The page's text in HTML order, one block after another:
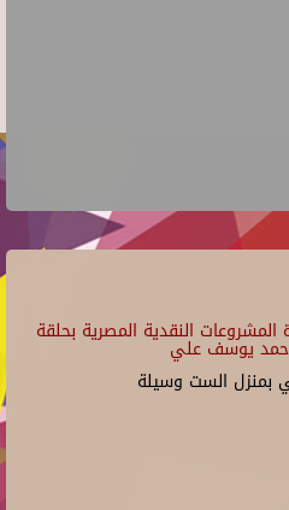
النقدية المصرية بحلقة
يوسف علي
بمنزل الست وسيلة